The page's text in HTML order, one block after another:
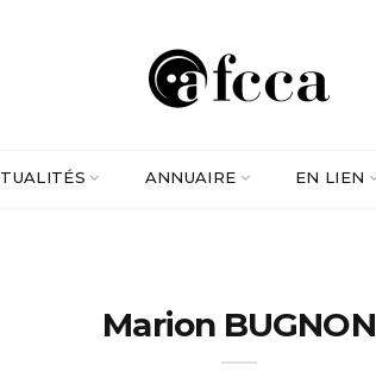
ANNUAIRE EN LIEN
Marion BUGNON